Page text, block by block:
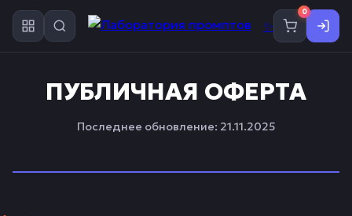
✨
0
ПУБЛИЧНАЯ ОФЕРТА
Последнее обновление: 21.11.2025